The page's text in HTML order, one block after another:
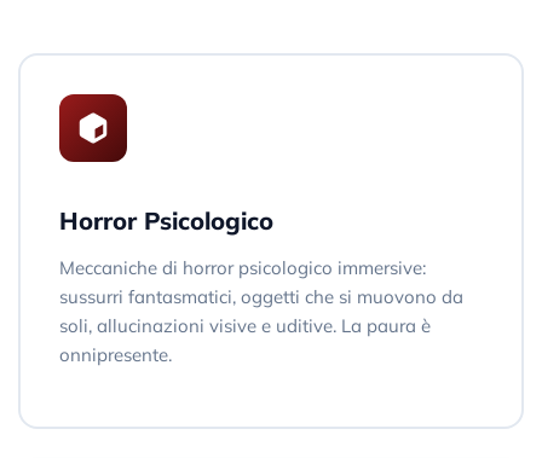
Horror Psicologico
Meccaniche di horror psicologico immersive:
sussurri fantasmatici, oggetti che si muovono da
soli, allucinazioni visive e uditive. La paura è
onnipresente.